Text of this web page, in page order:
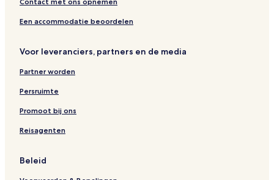
Een accommodatie beoordelen
Voor leveranciers, partners en de media
Partner worden
Persruimte
Promoot bij ons
Reisagenten
Beleid